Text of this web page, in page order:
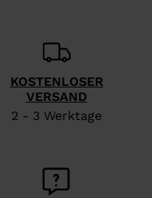
KOSTENLOSER
VERSAND
2 - 3 Werktage